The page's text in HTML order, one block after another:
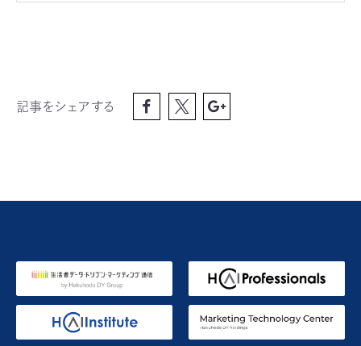
記事をシェアする